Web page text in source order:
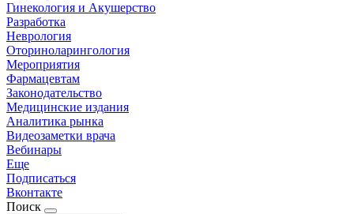
Гинекология и Акушерство
Разработка
Неврология
Оториноларингология
Мероприятия
Фармацевтам
Законодательство
Медицинские издания
Аналитика рынка
Видеозаметки врача
Вебинары
Еще
Подписаться
Вконтакте
Поиск